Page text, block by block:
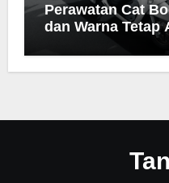
Perawatan Cat
dan Warna Tetap